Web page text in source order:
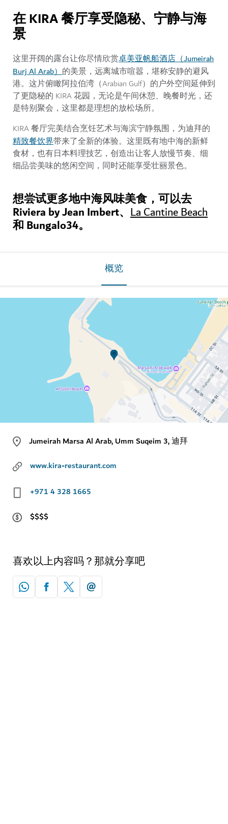
在 KIRA 餐厅享受隐秘、宁静与海
景
这里开阔的露台让你尽情欣赏卓美亚帆船酒店（Jumeirah
Burj Al Arab）的美景，远离城市喧嚣，堪称安静的避风
港。这片俯瞰阿拉伯湾（Arabian Gulf）的户外空间延伸到
了更隐秘的 KIRA 花园，无论是午间休憩、晚餐时光，还
是特别聚会，这里都是理想的放松场所。
KIRA 餐厅完美结合烹饪艺术与海滨宁静氛围，为迪拜的
精致餐饮界带来了全新的体验。这里既有地中海的新鲜
食材，也有日本料理技艺，创造出让客人放慢节奏、细
细品尝美味的悠闲空间，同时还能享受壮丽景色。
想尝试更多地中海风味美食，可以去
Riviera by Jean Imbert、 La Cantine Beach
和 Bungalo34。
概览
Jumeirah Marsa Al Arab, Umm Suqeim 3, 迪拜
www.kira-restaurant.com
+971 4 328 1665
$$$$
喜欢以上内容吗？那就分享吧